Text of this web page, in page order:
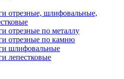
отрезные, шлифовальные,
отрезные по металлу
отрезные по камню
шлифовальные
лепестковые